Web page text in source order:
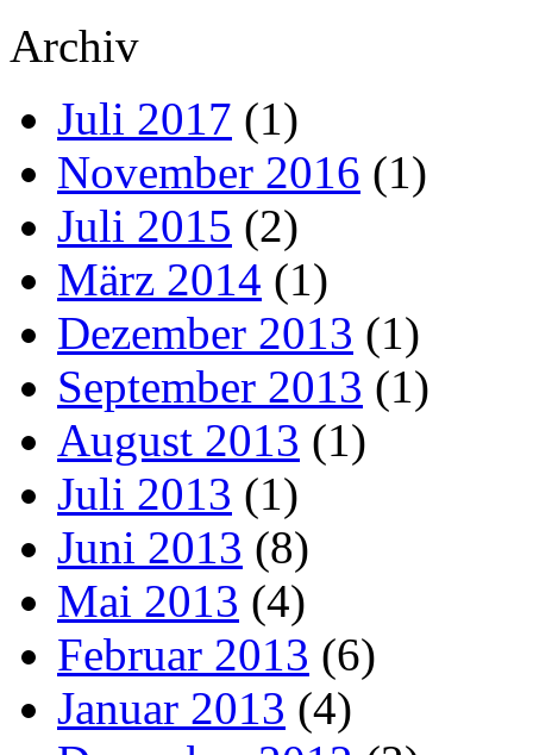
Archiv
Juli 2017 (1)
November 2016 (1)
Juli 2015 (2)
März 2014 (1)
Dezember 2013 (1)
September 2013 (1)
August 2013 (1)
Juli 2013 (1)
Juni 2013 (8)
Mai 2013 (4)
Februar 2013 (6)
Januar 2013 (4)